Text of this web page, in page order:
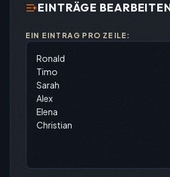
EINTRÄGE
EIN EINTRAG PRO ZEILE: